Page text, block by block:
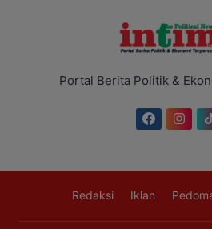
Portal Berita Politik &
Redaksi Iklan